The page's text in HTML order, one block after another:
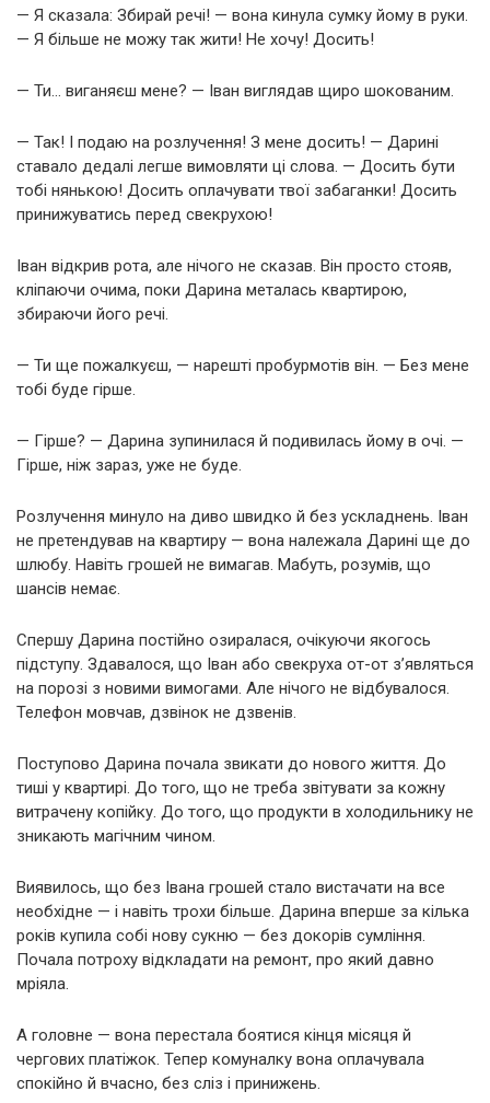
— Я сказала: Збирай речі! — вона кинула сумку йому в руки.
— Я більше не можу так жити! Не хочу! Досить!
— Ти… виганяєш мене? — Іван виглядав щиро шокованим.
— Так! І подаю на розлучення! З мене досить! — Дарині
ставало дедалі легше вимовляти ці слова. — Досить бути
тобі нянькою! Досить оплачувати твої забаганки! Досить
принижуватись перед свекрухою!
Іван відкрив рота, але нічого не сказав. Він просто стояв,
кліпаючи очима, поки Дарина металась квартирою,
збираючи його речі.
— Ти ще пожалкуєш, — нарешті пробурмотів він. — Без мене
тобі буде гірше.
— Гірше? — Дарина зупинилася й подивилась йому в очі. —
Гірше, ніж зараз, уже не буде.
Розлучення минуло на диво швидко й без ускладнень. Іван
не претендував на квартиру — вона належала Дарині ще до
шлюбу. Навіть грошей не вимагав. Мабуть, розумів, що
шансів немає.
Спершу Дарина постійно озиралася, очікуючи якогось
підступу. Здавалося, що Іван або свекруха от-от з’являться
на порозі з новими вимогами. Але нічого не відбувалося.
Телефон мовчав, дзвінок не дзвенів.
Поступово Дарина почала звикати до нового життя. До
тиші у квартирі. До того, що не треба звітувати за кожну
витрачену копійку. До того, що продукти в холодильнику не
зникають магічним чином.
Виявилось, що без Івана грошей стало вистачати на все
необхідне — і навіть трохи більше. Дарина вперше за кілька
років купила собі нову сукню — без докорів сумління.
Почала потроху відкладати на ремонт, про який давно
мріяла.
А головне — вона перестала боятися кінця місяця й
чергових платіжок. Тепер комуналку вона оплачувала
спокійно й вчасно, без сліз і принижень.